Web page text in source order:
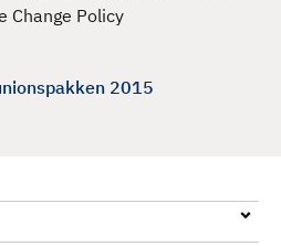
Change Policy
2015